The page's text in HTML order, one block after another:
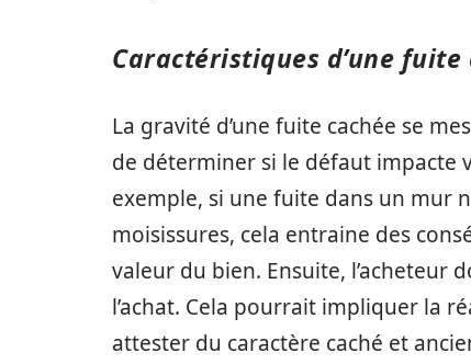
Caractéristiques d’une
La gravité d’une fuite cachée se
de déterminer si le défaut impacte
exemple, si une fuite dans un mur
moisissures, cela entraine des
valeur du bien. Ensuite,
l’achat. Cela pourrait impliquer la
attester du caractère caché et